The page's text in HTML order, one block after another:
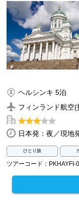
ヘルシンキ 5泊
フィンランド航空(
日本発：夜／現地
ひとり旅
ツアーコード：PKHAYFI-